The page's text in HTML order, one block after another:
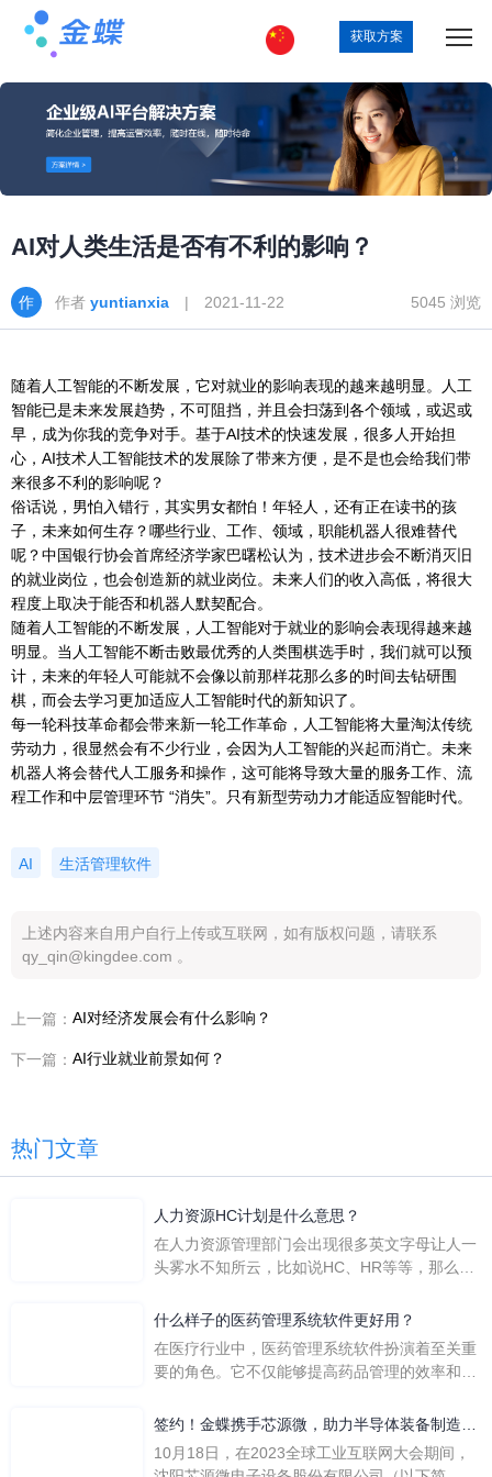
获取方案
AI对人类生活是否有不利的影响？
作者 yuntianxia | 2021-11-22 5045 浏览
随着人工智能的不断发展，它对就业的影响表现的越来越明显。人工
智能已是未来发展趋势，不可阻挡，并且会扫荡到各个领域，或迟或
早，成为你我的竞争对手。基于AI技术的快速发展，很多人开始担
心，AI技术人工智能技术的发展除了带来方便，是不是也会给我们带
来很多不利的影响呢？
俗话说，男怕入错行，其实男女都怕！年轻人，还有正在读书的孩
子，未来如何生存？哪些行业、工作、领域，职能机器人很难替代
呢？中国银行协会首席经济学家巴曙松认为，技术进步会不断消灭旧
的就业岗位，也会创造新的就业岗位。未来人们的收入高低，将很大
程度上取决于能否和机器人默契配合。
随着人工智能的不断发展，人工智能对于就业的影响会表现得越来越
明显。当人工智能不断击败最优秀的人类围棋选手时，我们就可以预
计，未来的年轻人可能就不会像以前那样花那么多的时间去钻研围
棋，而会去学习更加适应人工智能时代的新知识了。
每一轮科技革命都会带来新一轮工作革命，人工智能将大量淘汰传统
劳动力，很显然会有不少行业，会因为人工智能的兴起而消亡。未来
机器人将会替代人工服务和操作，这可能将导致大量的服务工作、流
程工作和中层管理环节 “消失”。只有新型劳动力才能适应智能时代。
AI 生活管理软件
上述内容来自用户自行上传或互联网，如有版权问题，请联系
qy_qin@kingdee.com 。
上一篇： AI对经济发展会有什么影响？
下一篇： AI行业就业前景如何？
热门文章
人力资源HC计划是什么意思？
在人力资源管理部门会出现很多英文字母让人一
头雾水不知所云，比如说HC、HR等等，那么它
么呢？
什么样子的医药管理系统软件更好用？
在医疗行业中，医药管理系统软件扮演着至关重
要的角色。它不仅能够提高药品管理的效率和准
一个好用的医药管理系统软件应具备以下特点。
地进行操作。 复杂的
签约！金蝶携手芯源微，助力半导体装备制造领
先企业迈向世界
10月18日，在2023全球工业互联网大会期间，